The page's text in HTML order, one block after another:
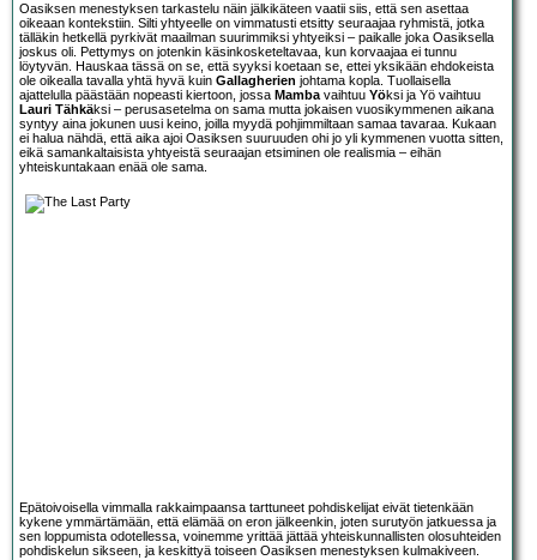
Oasiksen menestyksen tarkastelu näin jälkikäteen vaatii siis, että sen asettaa
oikeaan kontekstiin. Silti yhtyeelle on vimmatusti etsitty seuraajaa ryhmistä, jotka
tälläkin hetkellä pyrkivät maailman suurimmiksi yhtyeiksi – paikalle joka Oasiksella
joskus oli. Pettymys on jotenkin käsinkosketeltavaa, kun korvaajaa ei tunnu
löytyvän. Hauskaa tässä on se, että syyksi koetaan se, ettei yksikään ehdokeista
ole oikealla tavalla yhtä hyvä kuin Gallagherien johtama kopla. Tuollaisella
ajattelulla päästään nopeasti kiertoon, jossa Mambavaihtuu Yöksi ja Yö vaihtuu
Lauri Tähkäksi – perusasetelma on sama mutta jokaisen vuosikymmenen aikana
syntyy aina jokunen uusi keino, joilla myydä pohjimmiltaan samaa tavaraa. Kukaan
ei halua nähdä, että aika ajoi Oasiksen suuruuden ohi jo yli kymmenen vuotta sitten,
eikä samankaltaisista yhtyeistä seuraajan etsiminen ole realismia – eihän
yhteiskuntakaan enää ole sama.
Epätoivoisella vimmalla rakkaimpaansa tarttuneet pohdiskelijat eivät tietenkään
kykene ymmärtämään, että elämää on eron jälkeenkin, joten surutyön jatkuessa ja
sen loppumista odotellessa, voinemme yrittää jättää yhteiskunnallisten olosuhteiden
pohdiskelun sikseen, ja keskittyä toiseen Oasiksen menestyksen kulmakiveen.